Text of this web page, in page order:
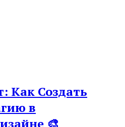
Как Создать
в
🎨